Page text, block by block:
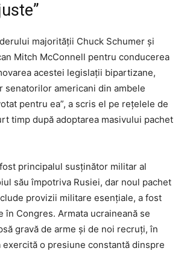
majorității Chuck Schumer și
Mitch McConnell pentru conducerea
acestei legislații bipartizane,
senatorilor americani din ambele
pentru ea”, a scris el pe rețelele de
timp după adoptarea masivului pachet
principalul susținător militar al
său împotriva Rusiei, dar noul pachet
provizii militare esențiale, a fost
în Congres. Armata ucraineană se
gravă de arme și de noi recruți, în
exercită o presiune constantă dinspre